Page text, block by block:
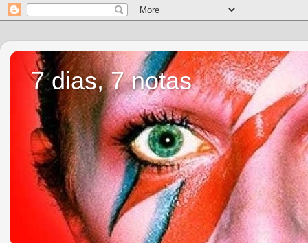
7 dias, 7 notas